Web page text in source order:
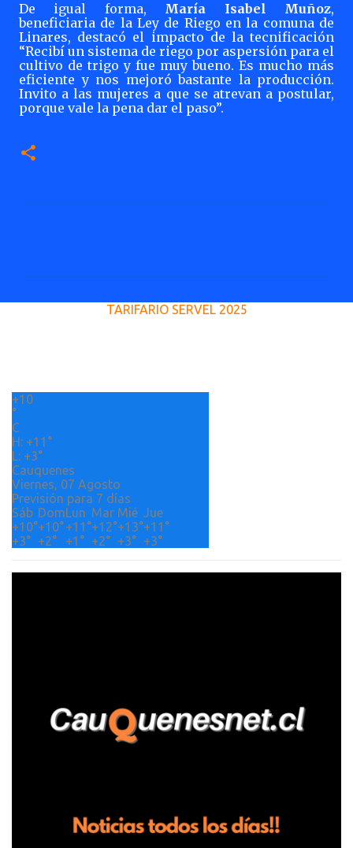
De igual forma, María Isabel Muñoz,
beneficiaria de la Ley de Riego en la comuna de
Linares, destacó el impacto de la tecnificación
“Recibí un sistema de riego por aspersión para el
cultivo de trigo y fue muy bueno. Es mucho más
eficiente y nos mejoró bastante la producción.
Invito a las mujeres a que se atrevan a postular,
porque vale la pena dar el paso”.
i
s
TARIFARIO SERVEL 2025
+10
°
C
H: +11°
L: +3°
Cauquenes
Viernes, 07 Agosto
Previsión para 7 días
Sáb DomLun Mar Mié Jue
+10°+10°+11°+12°+13°+11°
+3° +2° +1° +2° +3° +3°